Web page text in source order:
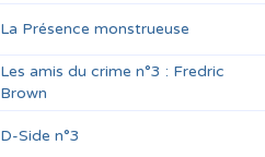
La Présence monstrueuse
Les amis du crime n°3 : Fredric
Brown
D-Side n°3